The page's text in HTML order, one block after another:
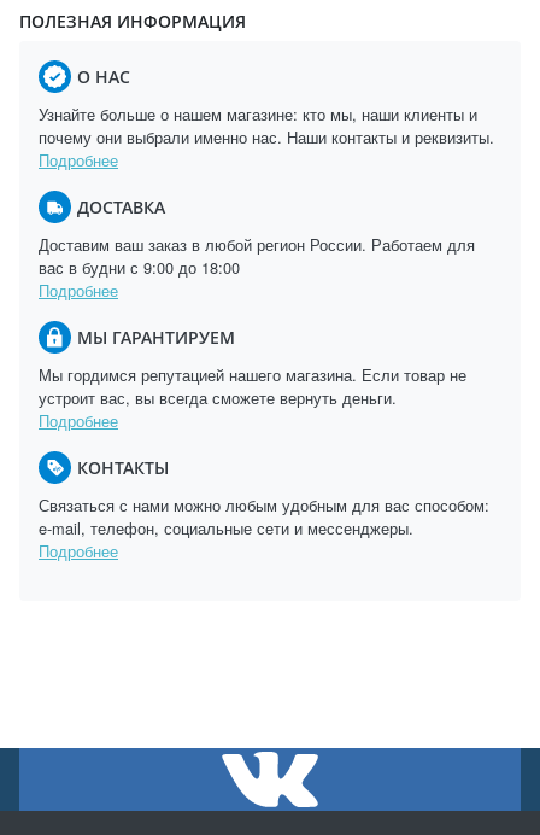
ПОЛЕЗНАЯ ИНФОРМАЦИЯ
О НАС
Узнайте больше о нашем магазине: кто мы, наши клиенты и
почему они выбрали именно нас. Наши контакты и реквизиты.
Подробнее
ДОСТАВКА
Доставим ваш заказ в любой регион России. Работаем для
вас в будни с 9:00 до 18:00
Подробнее
МЫ ГАРАНТИРУЕМ
Мы гордимся репутацией нашего магазина. Если товар не
устроит вас, вы всегда сможете вернуть деньги.
Подробнее
КОНТАКТЫ
Связаться с нами можно любым удобным для вас способом:
e-mail, телефон, социальные сети и мессенджеры.
Подробнее